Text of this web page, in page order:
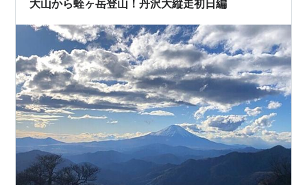
大山から蛭ヶ岳登山！丹沢大縦走初日編